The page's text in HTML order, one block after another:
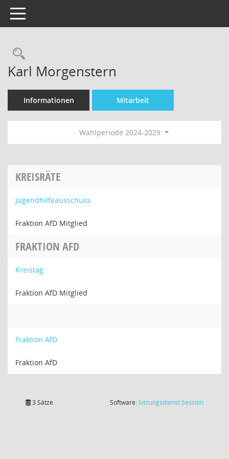
Toggle navigation
Rechercheauswahl
Karl Morgenstern
Informationen Mitarbeit
Wahlperiode 2024-2029
KREISRÄTE
Jugendhilfeausschuss
Fraktion AfD Mitglied
FRAKTION AFD
Kreistag
Fraktion AfD Mitglied
Fraktion AfD
Fraktion AfD
3 Sätze Software:SitzungsdienstSession(Wird in